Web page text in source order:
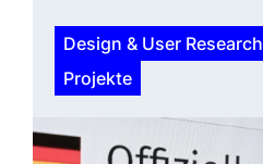
Design & User Research
Projekte